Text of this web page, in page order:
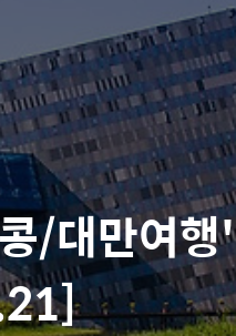
/대만여행'